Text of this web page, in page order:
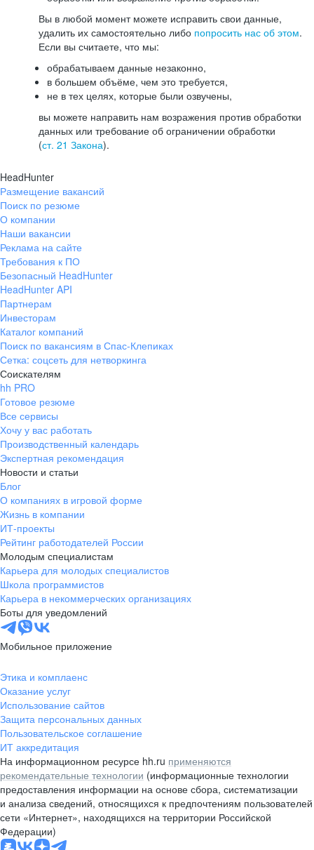
Вы в любой момент можете исправить свои данные,
удалить их самостоятельно либо попросить нас об этом.
Если вы считаете, что мы:
обрабатываем данные незаконно,
в большем объёме, чем это требуется,
не в тех целях, которые были озвучены,
вы можете направить нам возражения против обработки
данных или требование об ограничении обработки
(ст. 21 Закона).
HeadHunter
Размещение вакансий
Поиск по резюме
О компании
Наши вакансии
Реклама на сайте
Требования к ПО
Безопасный HeadHunter
HeadHunter API
Партнерам
Инвесторам
Каталог компаний
Поиск по вакансиям в Спас-Клепиках
Сетка: соцсеть для нетворкинга
Соискателям
hh PRO
Готовое резюме
Все сервисы
Хочу у вас работать
Производственный календарь
Экспертная рекомендация
Новости и статьи
Блог
О компаниях в игровой форме
Жизнь в компании
ИТ-проекты
Рейтинг работодателей России
Молодым специалистам
Карьера для молодых специалистов
Школа программистов
Карьера в некоммерческих организациях
Боты для уведомлений
Мобильное приложение
Этика и комплаенс
Оказание услуг
Использование сайтов
Защита персональных данных
Пользовательское соглашение
ИТ аккредитация
На информационном ресурсе hh.ru применяются
рекомендательные технологии (информационные технологии
предоставления информации на основе сбора, систематизации
и анализа сведений, относящихся к предпочтениям пользователей
сети «Интернет», находящихся на территории Российской
Федерации)